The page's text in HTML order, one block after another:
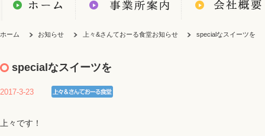
ホーム お知らせ 上々&さんておーる食堂お知らせ specialなスイーツを
specialなスイーツを
2017-3-23
上々です！